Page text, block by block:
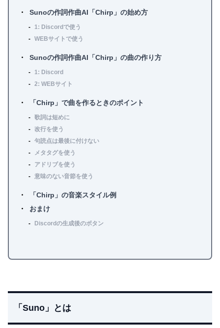
Sunoの作詞作曲AI「Chirp」の始め方
1: Discordで使う
WEBサイトで使う
Sunoの作詞作曲AI「Chirp」の曲の作り方
1: Discord
2: WEBサイト
「Chirp」で曲を作るときのポイント
歌詞は短めに
改行を使う
句読点は最後に付けない
メタタグを使う
アドリブを使う
意味のない音節を使う
「Chirp」の音楽スタイル例
おまけ
Discordの生成後のボタン
「Suno」とは